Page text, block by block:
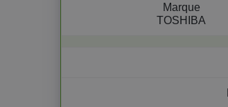
Marque
TOSHIBA